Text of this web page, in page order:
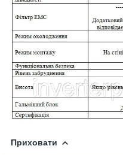
Приховати